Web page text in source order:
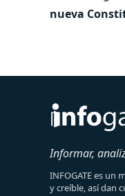
nueva
Informar,
INFOGATE es
y creíble, así dan